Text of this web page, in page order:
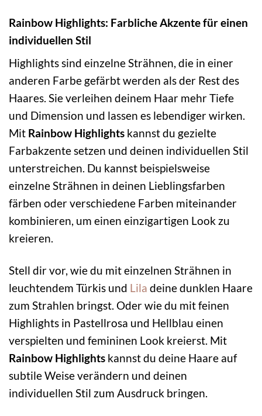
Rainbow Highlights: Farbliche Akzente für einen
individuellen Stil
Highlights sind einzelne Strähnen, die in einer
anderen Farbe gefärbt werden als der Rest des
Haares. Sie verleihen deinem Haar mehr Tiefe
und Dimension und lassen es lebendiger wirken.
Mit Rainbow Highlights kannst du gezielte
Farbakzente setzen und deinen individuellen Stil
unterstreichen. Du kannst beispielsweise
einzelne Strähnen in deinen Lieblingsfarben
färben oder verschiedene Farben miteinander
kombinieren, um einen einzigartigen Look zu
kreieren.
Stell dir vor, wie du mit einzelnen Strähnen in
leuchtendem Türkis und Lila deine dunklen Haare
zum Strahlen bringst. Oder wie du mit feinen
Highlights in Pastellrosa und Hellblau einen
verspielten und femininen Look kreierst. Mit
Rainbow Highlights kannst du deine Haare auf
subtile Weise verändern und deinen
individuellen Stil zum Ausdruck bringen.